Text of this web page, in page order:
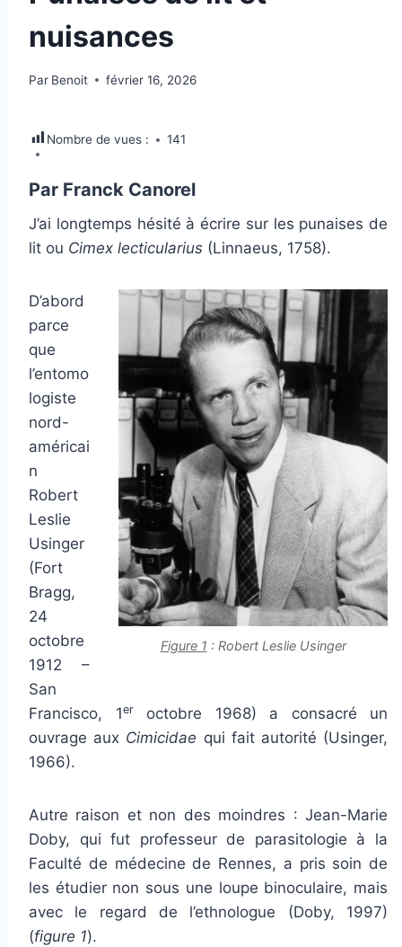
nuisances
Par Benoit février 16, 2026
Nombre de vues : 141
Par Franck Canorel
J’ai longtemps hésité à écrire sur les punaises de
lit ou Cimex lecticularius (Linnaeus, 1758).
Figure 1 : Robert Leslie Usinger
D’abord
parce
que
l’entomo
logiste
nord-
américai
n
Robert
Leslie
Usinger
(Fort
Bragg,
24
octobre
1912 –
San
Francisco, 1eroctobre 1968) a consacré un
ouvrage aux Cimicidae qui fait autorité (Usinger,
1966).
Autre raison et non des moindres : Jean-Marie
Doby, qui fut professeur de parasitologie à la
Faculté de médecine de Rennes, a pris soin de
les étudier non sous une loupe binoculaire, mais
avec le regard de l’ethnologue (Doby, 1997)
(figure 1).